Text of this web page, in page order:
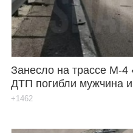
Занесло на трассе М-4
ДТП погибли мужчина
+1462